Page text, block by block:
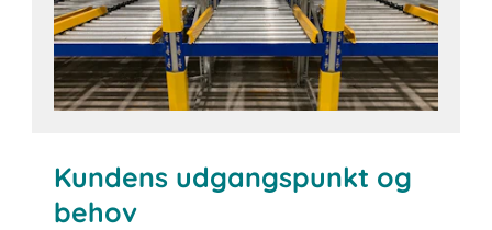
Kundens udgangspunkt og
behov